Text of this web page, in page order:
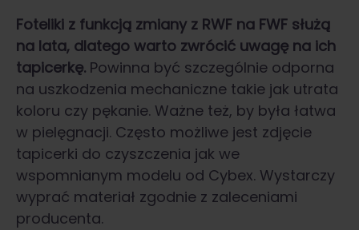
Foteliki z funkcją zmiany z RWF na FWF służą
na lata, dlatego warto zwrócić uwagę na ich
tapicerkę. Powinna być szczególnie odporna
na uszkodzenia mechaniczne takie jak utrata
koloru czy pękanie. Ważne też, by była łatwa
w pielęgnacji. Często możliwe jest zdjęcie
tapicerki do czyszczenia jak we
wspomnianym modelu od Cybex. Wystarczy
wyprać materiał zgodnie z zaleceniami
producenta.